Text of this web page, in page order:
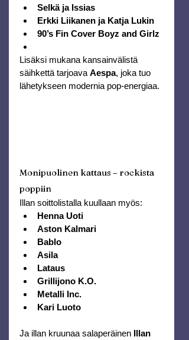
Selkä ja Issias
Erkki Liikanen ja Katja Lukin
90’s Fin Cover Boyz and Girlz
Lisäksi mukana kansainvälistä
säihkettä tarjoava Aespa, joka tuo
lähetykseen modernia pop-energiaa.
Monipuolinen kattaus – rockista
poppiin
Illan soittolistalla kuullaan myös:
Henna Uoti
Aston Kalmari
Bablo
Asila
Lataus
Grillijono K.O.
Metalli Inc.
Kari Luoto
Ja illan kruunaa salaperäinen Illan